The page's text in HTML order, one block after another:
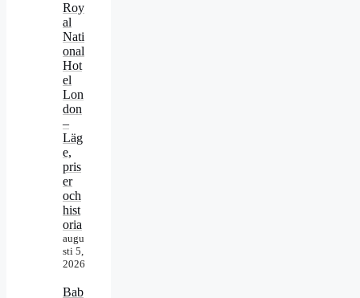
Roy
al
Nati
onal
Hot
el
Lon
don
–
Läg
e,
pris
er
och
hist
oria
augu
sti 5,
2026
Bab